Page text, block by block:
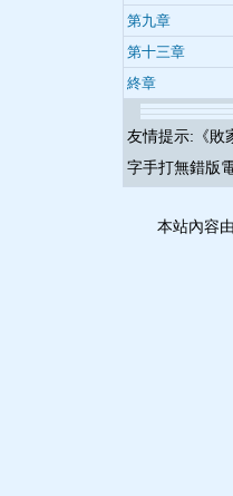
第九章
第十三章
終章
友情提示:《敗
字手打無錯版
本站內容